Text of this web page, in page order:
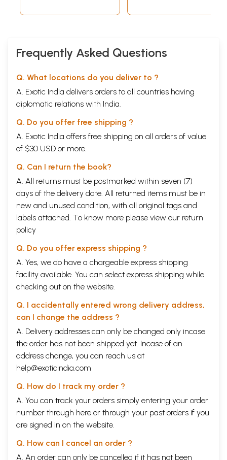
Frequently Asked Questions
Q. What locations do you deliver to ?
A. Exotic India delivers orders to all countries having
diplomatic relations with India.
Q. Do you offer free shipping ?
A. Exotic India offers free shipping on all orders of value
of $30 USD or more.
Q. Can I return the book?
A. All returns must be postmarked within seven (7)
days of the delivery date. All returned items must be in
new and unused condition, with all original tags and
labels attached. To know more please view our return
policy
Q. Do you offer express shipping ?
A. Yes, we do have a chargeable express shipping
facility available. You can select express shipping while
checking out on the website.
Q. I accidentally entered wrong delivery address,
can I change the address ?
A. Delivery addresses can only be changed only incase
the order has not been shipped yet. Incase of an
address change, you can reach us at
help@exoticindia.com
Q. How do I track my order ?
A. You can track your orders simply entering your order
number through here or through your past orders if you
are signed in on the website.
Q. How can I cancel an order ?
A. An order can only be cancelled if it has not been